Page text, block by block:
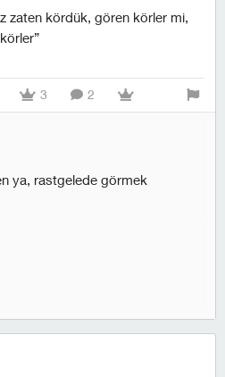
zaten kördük, gören körler mi,
3 2
ya, rastgelede görmek